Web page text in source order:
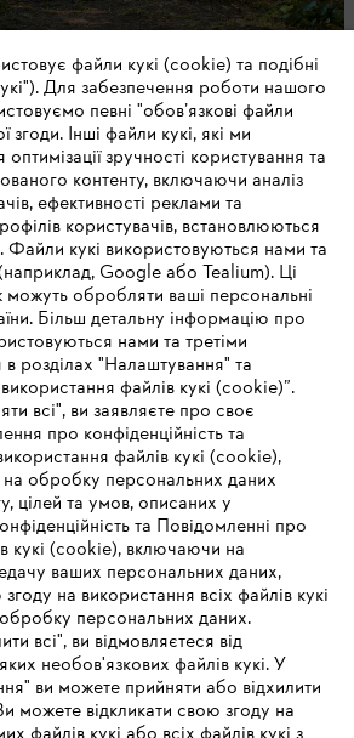
зараз
#STIHL
WIRD NICHT
файли кукі (cookie) та подібні
Для забезпечення роботи нашого
певні "обов’язкові файли
згоди. Інші файли кукі, які ми
зручності користування та
контенту, включаючи аналіз
ефективності реклами та
користувачів, встановлюються
Файли кукі використовуються нами та
Google або Tealium). Ці
можуть обробляти ваші персональні
Більш детальну інформацію про
нами та третіми
в розділах "Налаштування" та
файлів кукі (cookie)”.
всі", ви заявляєте про своє
про конфіденційність та
файлів кукі (cookie),
обробку персональних даних
цілей та умов, описаних у
та Повідомленні про
кукі (cookie), включаючи на
ваших персональних даних,
на використання всіх файлів кукі
персональних даних.
всі", ви відмовляєтеся від
необов'язкових файлів кукі. У
ви можете прийняти або відхилити
можете відкликати свою згоду на